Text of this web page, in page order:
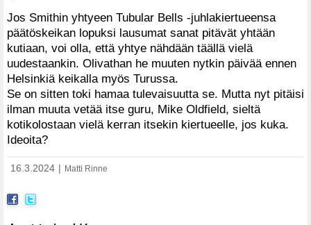
Jos Smithin yhtyeen Tubular Bells -juhlakiertueensa
päätöskeikan lopuksi lausumat sanat pitävät yhtään
kutiaan, voi olla, että yhtye nähdään täällä vielä
uudestaankin. Olivathan he muuten nytkin päivää ennen
Helsinkiä keikalla myös Turussa.
Se on sitten toki hamaa tulevaisuutta se. Mutta nyt pitäisi
ilman muuta vetää itse guru, Mike Oldfield, sieltä
kotikolostaan vielä kerran itsekin kiertueelle, jos kuka.
Ideoita?
16.3.2024 Matti Rinne